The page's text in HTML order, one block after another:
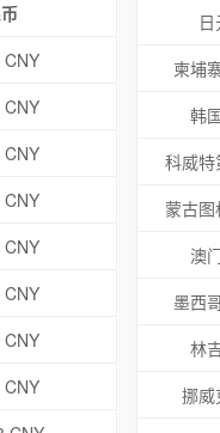
柬埔
韩
科威特
蒙古
澳
墨西
林
挪威